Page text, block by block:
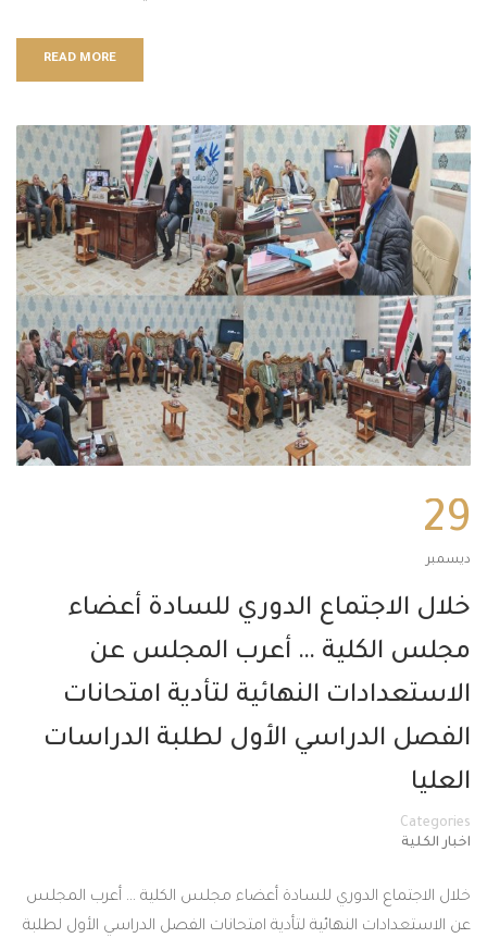
READ MORE
29
ديسمبر
خلال الاجتماع الدوري للسادة أعضاء
مجلس الكلية … أعرب المجلس عن
الاستعدادات النهائية لتأدية امتحانات
الفصل الدراسي الأول لطلبة الدراسات
العليا
Categories
اخبار الكلية
خلال الاجتماع الدوري للسادة أعضاء مجلس الكلية … أعرب المجلس
عن الاستعدادات النهائية لتأدية امتحانات الفصل الدراسي الأول لطلبة